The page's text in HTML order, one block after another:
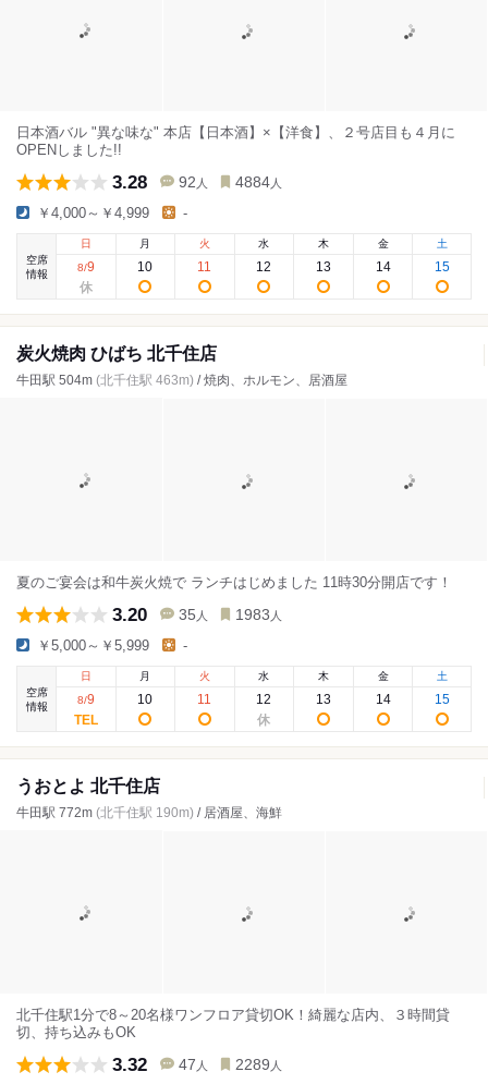
日本酒バル "異な味な" 本店【日本酒】×【洋食】、２号店目も４月に
OPENしました!!
3.28 92 人 4884 人
￥4,000～￥4,999 -
空席
情報
日
8/9
月
10
火
11
水
12
木
13
金
14
土
15
炭火焼肉 ひばち 北千住店
牛田駅 504m (北千住駅 463m) / 焼肉、ホルモン、居酒屋
夏のご宴会は和牛炭火焼で ランチはじめました 11時30分開店です！
3.20 35 人 1983 人
￥5,000～￥5,999 -
空席
情報
日
8/9
月
10
火
11
水
12
木
13
金
14
土
15
うおとよ 北千住店
牛田駅 772m (北千住駅 190m) / 居酒屋、海鮮
北千住駅1分で8～20名様ワンフロア貸切OK！綺麗な店内、３時間貸
切、持ち込みもOK
3.32 47 人 2289 人